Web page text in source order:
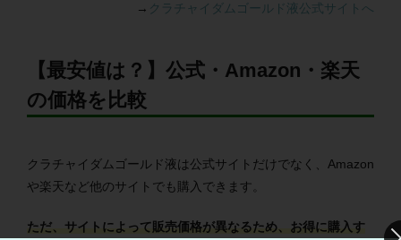
→ クラチャイダムゴールド液公式サイトへ
【最安値は？】公式・Amazon・楽天
の価格を比較
クラチャイダムゴールド液は公式サイトだけでなく、Amazon
や楽天など他のサイトでも購入できます。
ただ、サイトによって販売価格が異なるため、お得に購入す